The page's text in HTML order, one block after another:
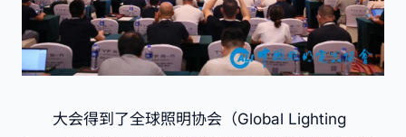
大会得到了全球照明协会（Global Lighting